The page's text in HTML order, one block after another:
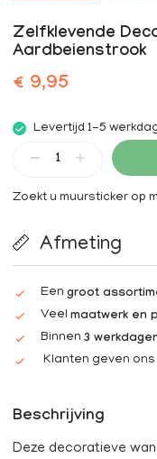
Zelfklevende
Aardbeienstrook
€ 9,95
Levertijd 1-5
Zoekt u muursticker op
Afmeting
Een groot
Veel maatwerk en
Binnen 3
Klanten geven
Beschrijving
Deze decoratieve